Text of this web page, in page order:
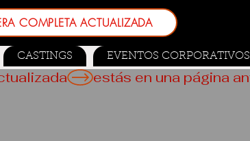
COMPLETA ACTUALIZADA
CASTINGS EVENTOS CORPORATIVOS